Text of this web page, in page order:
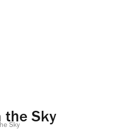
the Sky
Sky